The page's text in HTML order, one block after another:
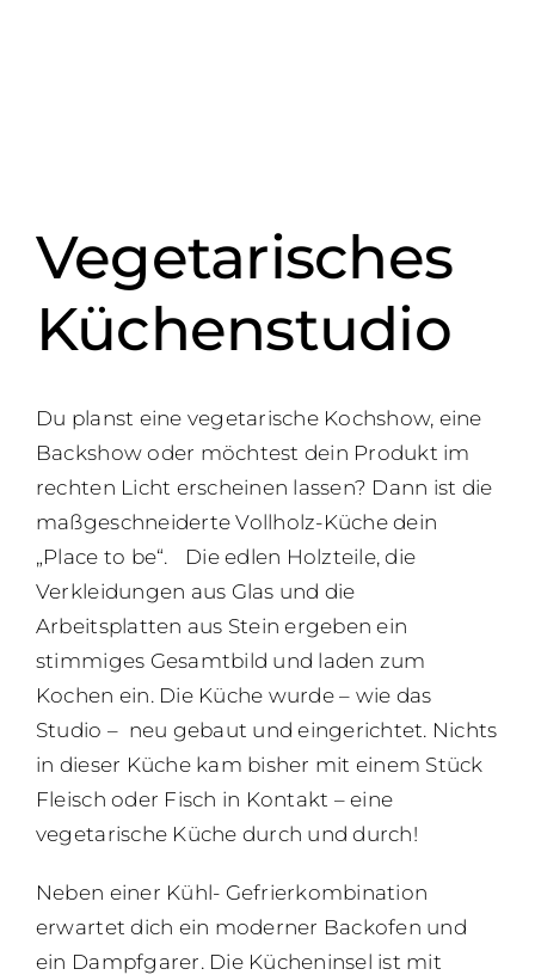
Vegetarisches
Küchenstudio
Du planst eine vegetarische Kochshow, eine
Backshow oder möchtest dein Produkt im
rechten Licht erscheinen lassen? Dann ist die
maßgeschneiderte Vollholz-Küche dein
„Place to be“. Die edlen Holzteile, die
Verkleidungen aus Glas und die
Arbeitsplatten aus Stein ergeben ein
stimmiges Gesamtbild und laden zum
Kochen ein. Die Küche wurde – wie das
Studio – neu gebaut und eingerichtet. Nichts
in dieser Küche kam bisher mit einem Stück
Fleisch oder Fisch in Kontakt – eine
vegetarische Küche durch und durch!
Neben einer Kühl- Gefrierkombination
erwartet dich ein moderner Backofen und
ein Dampfgarer. Die Kücheninsel ist mit